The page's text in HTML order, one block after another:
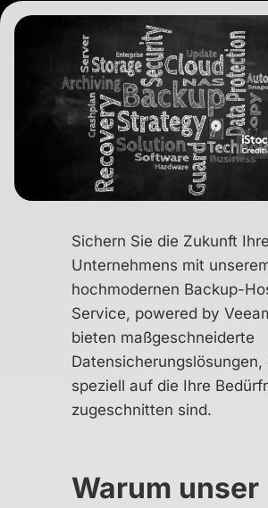
Sichern Sie die Zukunft
Unternehmens mit
hochmodernen Backup-
Service, powered by
bieten maßgeschneiderte
Datensicherungslösungen,
speziell auf die Ihre
zugeschnitten sind.
Warum unser